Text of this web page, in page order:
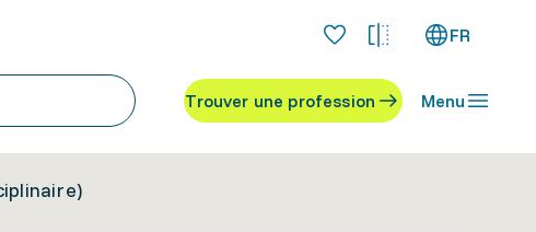
FR
Trouver une profession Menu